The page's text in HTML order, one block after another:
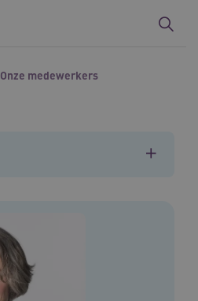
Onze medewerkers